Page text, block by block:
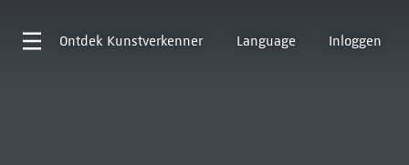
Ontdek Kunstverkenner Language Inloggen